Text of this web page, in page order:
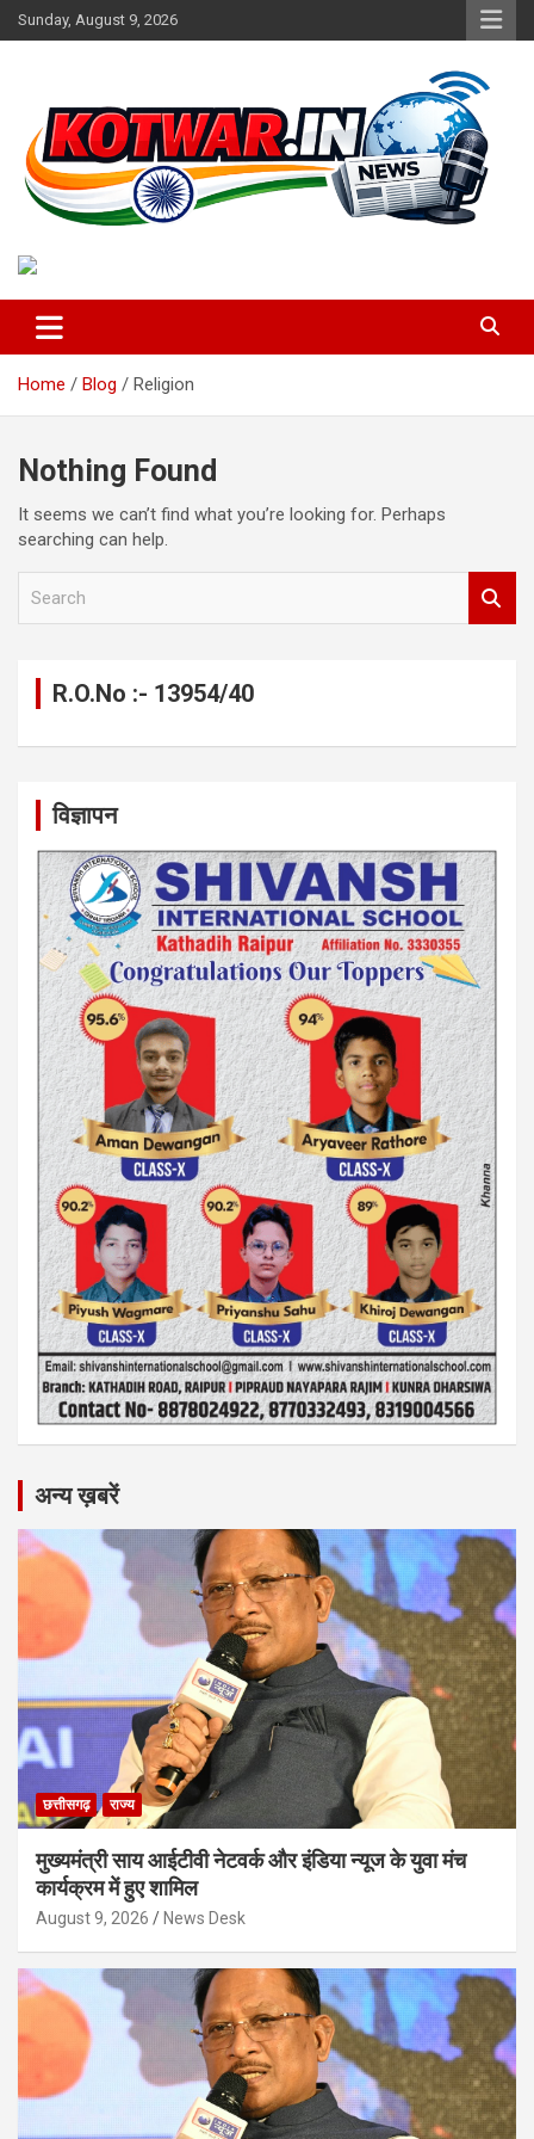
Skip
to
Sunday, August 9, 2026
kotwar.in
Home Blog Religion
Nothing Found
It seems we can’t find what you’re looking for. Perhaps
searching can help.
R.O.No :- 13954/40
विज्ञापन
अन्य ख़बरें
छत्तीसगढ़ राज्य
मुख्यमंत्री साय आईटीवी नेटवर्क और इंडिया न्यूज के युवा मंच
कार्यक्रम में हुए शामिल
August 9, 2026 News Desk